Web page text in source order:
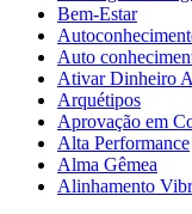
Bem-Estar
Auto
Ativar Dinheiro
Arquétipos
Aprovação em
Alta Performance
Alma Gêmea
Alinhamento